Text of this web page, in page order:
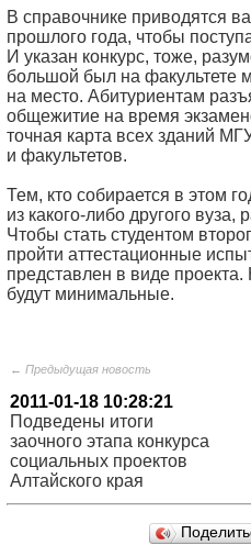
В справочнике приводятся
прошлого года, чтобы
И указан конкурс, тоже,
большой был на факультете
на место. Абитуриентам
общежитие на время
точная карта всех зданий
и факультетов.
Тем, кто собирается в этом
из какого-либо другого
Чтобы стать студентом
пройти аттестационные
представлен в виде
будут минимальные.
← Предыдущая новость
2011-01-18 10:28:21
Подведены итоги
заочного этапа конкурса
социальных проектов
Алтайского края